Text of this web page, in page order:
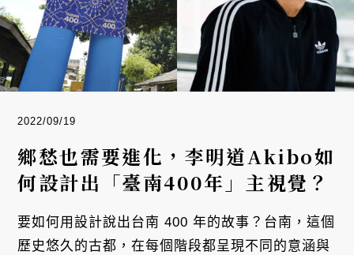
2022/09/19
鄉愁也需要進化，李明道Akibo如
何設計出「臺南400年」主視覺？
要如何用設計說出台南 400 年的故事？台南，這個
歷史悠久的古都，在每個階段都呈現不同的意涵與